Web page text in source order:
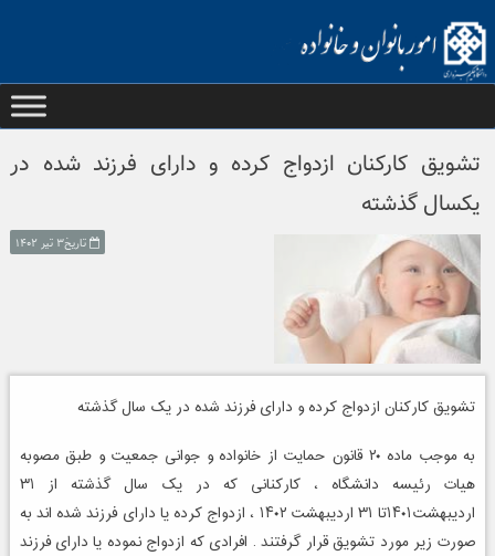
to
content
تشویق کارکنان ازدواج کرده و دارای فرزند شده در
یکسال گذشته
تاریخ۳ تیر ۱۴۰۲
تشویق کارکنان ازدواج کرده و دارای فرزند شده در یک سال گذشته
به موجب ماده ۲۰ قانون حمایت از خانواده و جوانی جمعیت و طبق مصوبه
هیات رئیسه دانشگاه ، کارکنانی که در یک سال گذشته از ۳۱
اردیبهشت۱۴۰۱تا ۳۱ اردیبهشت ۱۴۰۲ ، ازدواج کرده یا دارای فرزند شده اند به
صورت زیر مورد تشویق قرار گرفتند . افرادی که ازدواج نموده یا دارای فرزند